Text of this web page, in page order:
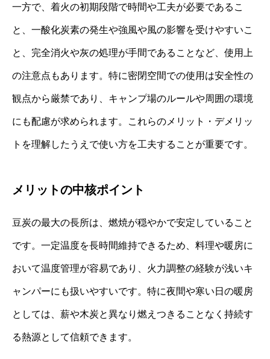
一方で、着火の初期段階で時間や工夫が必要であるこ
と、一酸化炭素の発生や強風や風の影響を受けやすいこ
と、完全消火や灰の処理が手間であることなど、使用上
の注意点もあります。特に密閉空間での使用は安全性の
観点から厳禁であり、キャンプ場のルールや周囲の環境
にも配慮が求められます。これらのメリット・デメリッ
トを理解したうえで使い方を工夫することが重要です。
メリットの中核ポイント
豆炭の最大の長所は、燃焼が穏やかで安定していること
です。一定温度を長時間維持できるため、料理や暖房に
おいて温度管理が容易であり、火力調整の経験が浅いキ
ャンパーにも扱いやすいです。特に夜間や寒い日の暖房
としては、薪や木炭と異なり燃えつきることなく持続す
る熱源として信頼できます。